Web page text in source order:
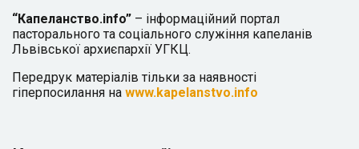
“Капеланство.info” – інформаційний портал
пасторального та соціального служіння капеланів
Львівської архиєпархії УГКЦ.
Передрук матеріалів тільки за наявності
гіперпосилання на www.kapelanstvo.info